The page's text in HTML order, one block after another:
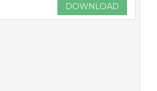
DOWNLOAD